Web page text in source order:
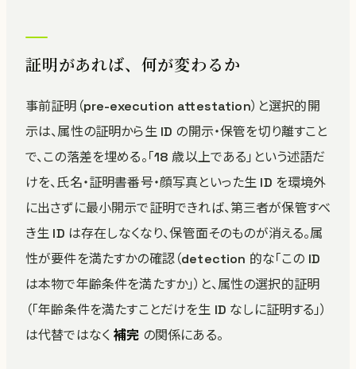
証明があれば、何が変わるか
事前証明（pre-execution attestation）と選択的開
示は、属性の証明から生 ID の開示・保管を切り離すこと
で、この落差を埋める。「18 歳以上である」という述語だ
けを、氏名・証明書番号・顔写真といった生 ID を環境外
に出さずに最小開示で証明できれば、第三者が保管すべ
き生 ID は存在しなくなり、保管面そのものが消える。属
性が要件を満たすかの確認（detection 的な「この ID
は本物で年齢条件を満たすか」）と、属性の選択的証明
（「年齢条件を満たすことだけを生 ID なしに証明する」）
は代替ではなく補完 の関係にある。